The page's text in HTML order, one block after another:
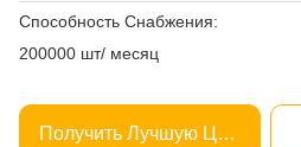
Способность Снабжения:
200000 шт/ месяц
Получить Лучшую Цену